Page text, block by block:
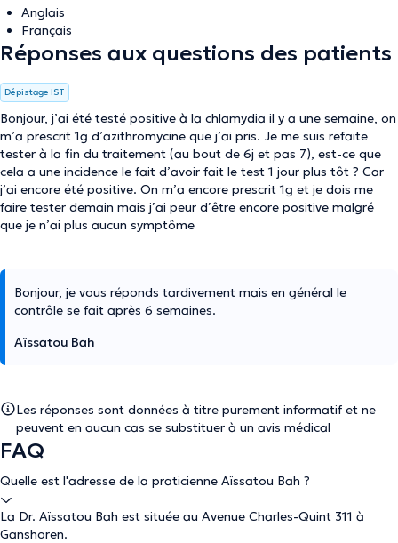
Anglais
Français
Réponses aux questions des patients
Dépistage IST
Bonjour, j’ai été testé positive à la chlamydia il y a une semaine, on
m’a prescrit 1g d’azithromycine que j’ai pris. Je me suis refaite
tester à la fin du traitement (au bout de 6j et pas 7), est-ce que
cela a une incidence le fait d’avoir fait le test 1 jour plus tôt ? Car
j’ai encore été positive. On m’a encore prescrit 1g et je dois me
faire tester demain mais j’ai peur d’être encore positive malgré
que je n’ai plus aucun symptôme
Bonjour, je vous réponds tardivement mais en général le
contrôle se fait après 6 semaines.
Aïssatou Bah
Les réponses sont données à titre purement informatif et ne
peuvent en aucun cas se substituer à un avis médical
FAQ
Quelle est l'adresse de la praticienne Aïssatou Bah ?
La Dr. Aïssatou Bah est située au Avenue Charles-Quint 311 à
Ganshoren.